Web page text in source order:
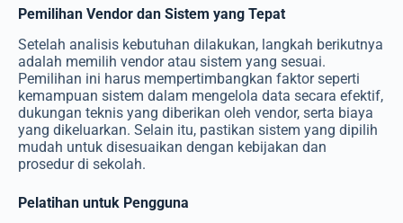
Pemilihan Vendor dan Sistem yang Tepat
Setelah analisis kebutuhan dilakukan, langkah berikutnya
adalah memilih vendor atau sistem yang sesuai.
Pemilihan ini harus mempertimbangkan faktor seperti
kemampuan sistem dalam mengelola data secara efektif,
dukungan teknis yang diberikan oleh vendor, serta biaya
yang dikeluarkan. Selain itu, pastikan sistem yang dipilih
mudah untuk disesuaikan dengan kebijakan dan
prosedur di sekolah.
Pelatihan untuk Pengguna